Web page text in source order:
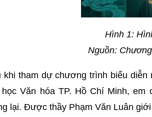
Hình 1:
Nguồn:
khi tham dự chương trình biểu diễn
Văn hóa TP. Hồ Chí Minh,
lại. Được thầy Phạm Văn Luân